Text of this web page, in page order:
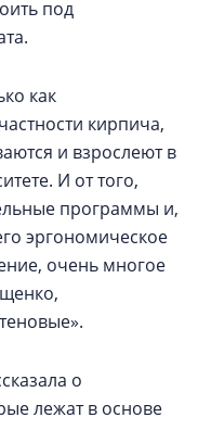
под
как
кирпича,
и взрослеют в
И от того,
программы и,
эргономическое
очень многое
о
лежат в основе